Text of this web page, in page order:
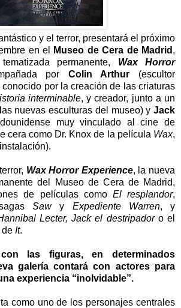
y el terror, presentará el próximo
en el
Museo de Cera de Madrid ,
permanente, Wax Horror
por Colin Arthur (escultor
por la creación de las criaturas
interminable, y creador, junto a un
nuevas esculturas del museo) y Jack
muy vinculado al cine de
cera como Dr. Knox de la película Wax,
Wax Horror Experience, la nueva
del Museo de Cera de Madrid,
de películas como El resplandor,
Sawy Expediente Warren, y
Lecter, Jack el destripadoro el
de It.
con las figuras, en determinados
galería contará con actores para
experiencia “inolvidable”.
como uno de los personajes centrales